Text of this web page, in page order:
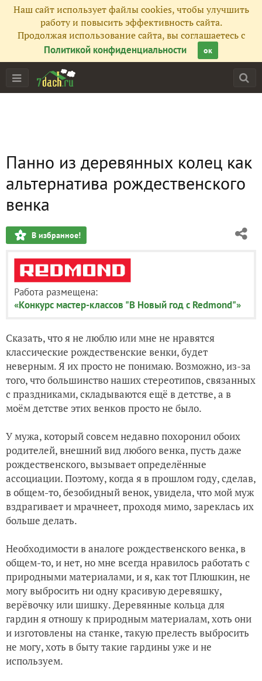
Наш сайт использует файлы cookies, чтобы улучшить
работу и повысить эффективность сайта.
Продолжая использование сайта, вы соглашаетесь с
Политикой конфиденциальности
ок
Панно из деревянных колец как
альтернатива рождественского
венка
В избранное!
Работа размещена:
«Конкурс мастер-классов "В Новый год с Redmond"»
Сказать, что я не люблю или мне не нравятся
классические рождественские венки, будет
неверным. Я их просто не понимаю. Возможно, из-за
того, что большинство наших стереотипов, связанных
с праздниками, складываются ещё в детстве, а в
моём детстве этих венков просто не было.
У мужа, который совсем недавно похоронил обоих
родителей, внешний вид любого венка, пусть даже
рождественского, вызывает определённые
ассоциации. Поэтому, когда я в прошлом году, сделав,
в общем-то, безобидный венок, увидела, что мой муж
вздрагивает и мрачнеет, проходя мимо, зареклась их
больше делать.
Необходимости в аналоге рождественского венка, в
общем-то, и нет, но мне всегда нравилось работать с
природными материалами, и я, как тот Плюшкин, не
могу выбросить ни одну красивую деревяшку,
верёвочку или шишку. Деревянные кольца для
гардин я отношу к природным материалам, хоть они
и изготовлены на станке, такую прелесть выбросить
не могу, хоть в быту такие гардины уже и не
используем.